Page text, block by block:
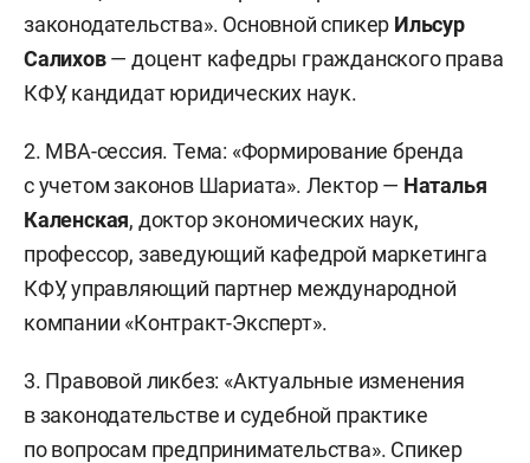
законодательства». Основной спикер Ильсур
Салихов— доцент кафедры гражданского права
КФУ, кандидат юридических наук.
2. МВА-сессия. Тема: «Формирование бренда
с учетом законов Шариата». Лектор — Наталья
Каленская, доктор экономических наук,
профессор, заведующий кафедрой маркетинга
КФУ, управляющий партнер международной
компании «Контракт-Эксперт».
3. Правовой ликбез: «Актуальные изменения
в законодательстве и судебной практике
по вопросам предпринимательства». Спикер